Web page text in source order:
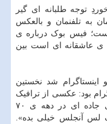
توجه طلبانه ای گیر
به تلفنمان و بالعکس
فیس بوک درباره ی
ی عاشقانه ای است بین
بیبر» در سال ۲۰۱۱ عضو اینستاگرام شد نخستین
بود: عکسی از ترافیک
آزادراه که برای ایجاد حال وهوای سفری جاده ای در دهه ی ۷۰
لس آنجلس خیلی بده».